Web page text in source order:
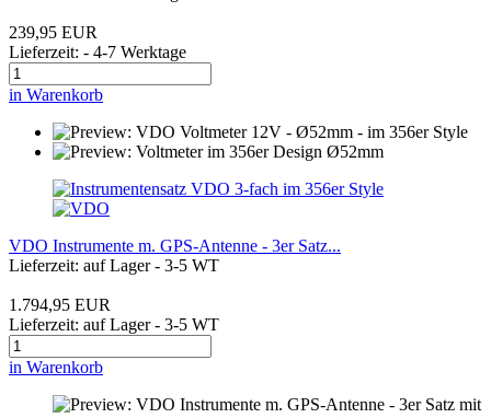
239,95 EUR
Lieferzeit: - 4-7 Werktage
in Warenkorb
VDO Instrumente m. GPS-Antenne - 3er Satz...
Lieferzeit: auf Lager - 3-5 WT
1.794,95 EUR
Lieferzeit: auf Lager - 3-5 WT
in Warenkorb